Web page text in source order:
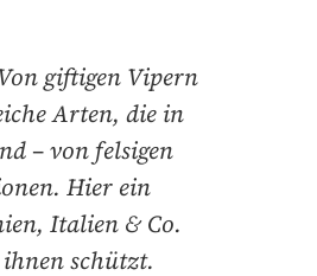
giftigen Vipern
Arten, die in
– von felsigen
Hier ein
Italien & Co.
schützt.